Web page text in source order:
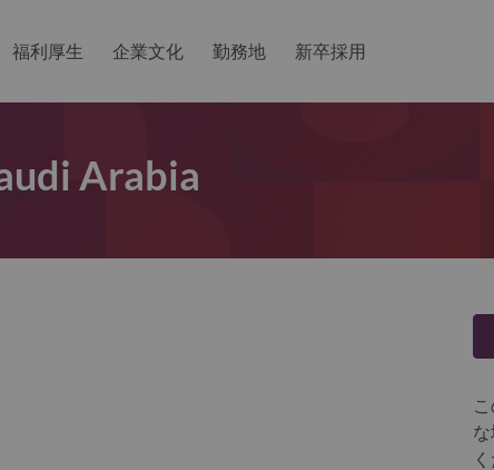
福利厚生 企業文化 勤務地 新卒採用
Arabia